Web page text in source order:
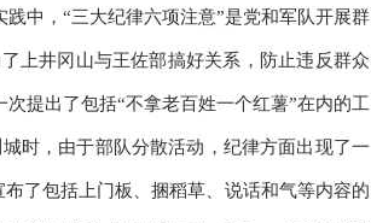
中，“三大纪律六项注意”是党和军队开展群
上井冈山与王佐部搞好关系，防止违反群众
提出了包括“不拿老百姓一个红薯”在内的工
时，由于部队分散活动，纪律方面出现了一
了包括上门板、捆稻草、说话和气等内容的